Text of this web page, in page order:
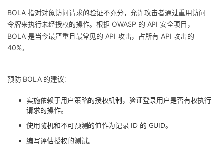
BOLA 指对对象访问请求的验证不充分，允许攻击者通过重用访问
令牌来执行未经授权的操作。根据 OWASP 的 API 安全项目，
BOLA 是当今最严重且最常见的 API 攻击，占所有 API 攻击的
40%。
预防 BOLA 的建议：
实施依赖于用户策略的授权机制，验证登录用户是否有权执行
请求的操作。
使用随机和不可预测的值作为记录 ID 的 GUID。
编写评估授权的测试。